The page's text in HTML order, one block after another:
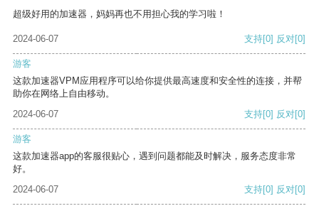
超级好用的加速器，妈妈再也不用担心我的学习啦！
2024-06-07 支持[0] 反对[0]
游客
这款加速器VPM应用程序可以给你提供最高速度和安全性的连接，并帮
助你在网络上自由移动。
2024-06-07
支持[0] 反对[0]
游客
这款加速器app的客服很贴心，遇到问题都能及时解决，服务态度非常
好。
2024-06-07
支持[0] 反对[0]